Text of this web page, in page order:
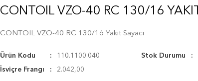
CONTOIL VZO-40 RC 130/16
CONTOIL VZO-40 RC 130/16 Yakıt Sayacı
Ürün Kodu 110.1100.040 Stok Durumu
İsviçre Frangı
2.042,00